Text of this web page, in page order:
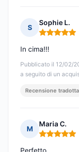
S
Sophie L.
Nota: 5 su 5
Pubblicato il 12/02/
a seguito di un
In cima!!!
Recensione tradotta
M
Maria C.
Nota: 5 su 5